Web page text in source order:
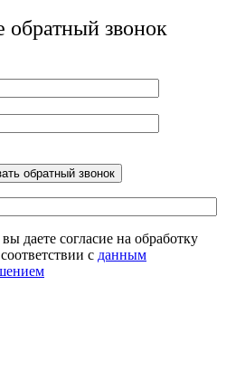
обратный звонок
даете согласие на обработку
с данным